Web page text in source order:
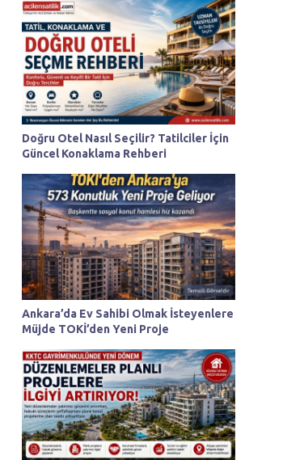
Doğru Otel Nasıl Seçilir? Tatilciler İçin
Güncel Konaklama Rehberi
Ankara’da Ev Sahibi Olmak İsteyenlere
Müjde TOKİ’den Yeni Proje